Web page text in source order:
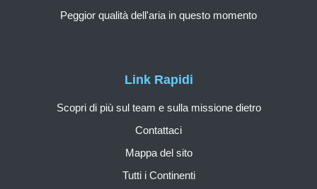
Link Rapidi
Scopri di più sul team e sulla missione dietro
Contattaci
Mappa del sito
Tutti i Continenti
Peggior qualità dell'aria in questo momento